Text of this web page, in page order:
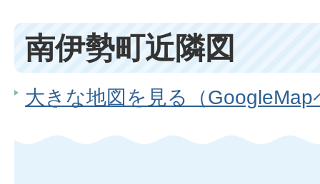
南伊勢町近隣図
大きな地図を見る（GoogleMap